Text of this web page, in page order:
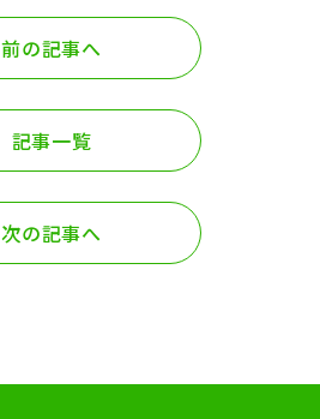
前の記事へ
記事一覧
次の記事へ